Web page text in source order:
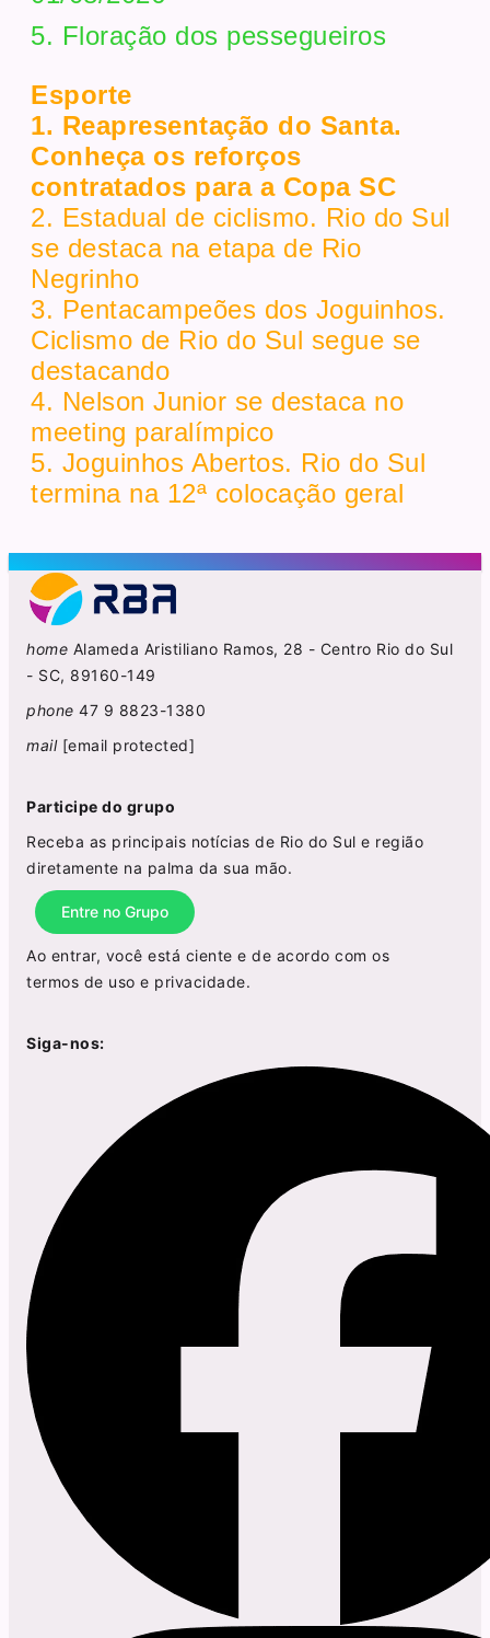
5. Floração dos pessegueiros
Esporte
1. Reapresentação do Santa.
Conheça os reforços
contratados para a Copa SC
2. Estadual de ciclismo. Rio do Sul
se destaca na etapa de Rio
Negrinho
3. Pentacampeões dos Joguinhos.
Ciclismo de Rio do Sul segue se
destacando
4. Nelson Junior se destaca no
meeting paralímpico
5. Joguinhos Abertos. Rio do Sul
termina na 12ª colocação geral
home Alameda Aristiliano Ramos, 28 - Centro Rio do Sul
- SC, 89160-149
phone 47 9 8823-1380
mail [email protected]
Participe do grupo
Receba as principais notícias de Rio do Sul e região
diretamente na palma da sua mão.
Entre no Grupo
Ao entrar, você está ciente e de acordo com os
termos de uso e privacidade.
Siga-nos: